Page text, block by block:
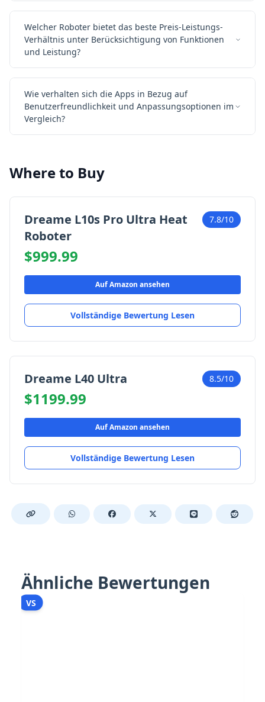
Welcher Roboter bietet das beste Preis-Leistungs-
Verhältnis unter Berücksichtigung von Funktionen
und Leistung?
Wie verhalten sich die Apps in Bezug auf
Benutzerfreundlichkeit und Anpassungsoptionen im
Vergleich?
Where to Buy
Dreame L10s Pro Ultra Heat
Roboter
$999.99
7.8/10
Auf Amazon ansehen
Vollständige Bewertung Lesen
Dreame L40 Ultra
$1199.99
8.5/10
Auf Amazon ansehen
Vollständige Bewertung Lesen
Ähnliche Bewertungen
VS